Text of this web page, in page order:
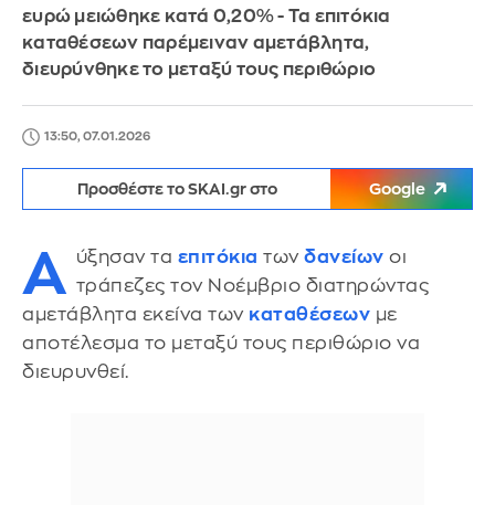
ευρώ μειώθηκε κατά 0,20% - Τα επιτόκια
καταθέσεων παρέμειναν αμετάβλητα,
διευρύνθηκε το μεταξύ τους περιθώριο
13:50, 07.01.2026
Προσθέστε το SKAI.gr στο Google
Α ύξησαν τα επιτόκια των δανείων οι
τράπεζες τον Νοέμβριο διατηρώντας
αμετάβλητα εκείνα των καταθέσεων με
αποτέλεσμα το μεταξύ τους περιθώριο να
διευρυνθεί.